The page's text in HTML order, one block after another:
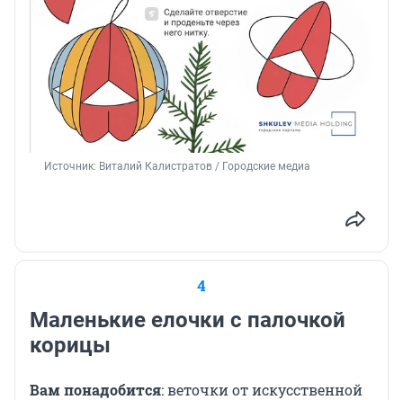
Источник: Виталий Калистратов / Городские медиа
4
Маленькие елочки с палочкой
корицы
Вам понадобится:веточки от искусственной